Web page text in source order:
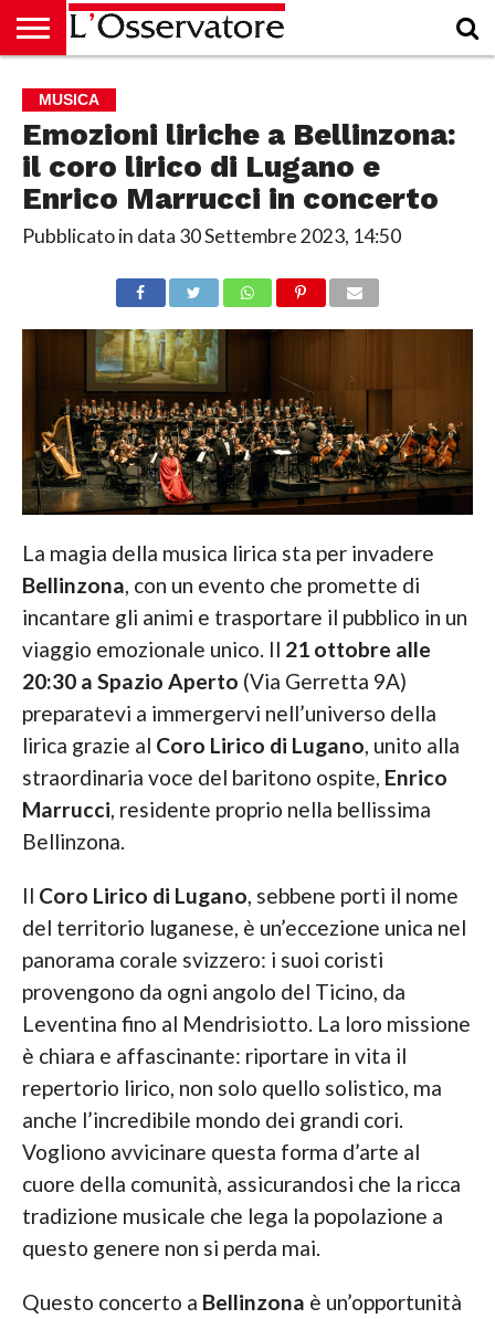
CULTURA
ECONOMIA
RUBRICHE
ARCHIVIO
PODCAST
ABBONAMENTO
CHI
SIAMO
ACCEDI
MUSICA
Emozioni liriche a Bellinzona:
il coro lirico di Lugano e
Enrico Marrucci in concerto
Pubblicato in data 30 Settembre 2023, 14:50
La magia della musica lirica sta per invadere
Bellinzona, con un evento che promette di
incantare gli animi e trasportare il pubblico in un
viaggio emozionale unico. Il 21 ottobre alle
20:30 a Spazio Aperto (Via Gerretta 9A)
preparatevi a immergervi nell’universo della
lirica grazie al Coro Lirico di Lugano, unito alla
straordinaria voce del baritono ospite, Enrico
Marrucci, residente proprio nella bellissima
Bellinzona.
Il Coro Lirico di Lugano, sebbene porti il nome
del territorio luganese, è un’eccezione unica nel
panorama corale svizzero: i suoi coristi
provengono da ogni angolo del Ticino, da
Leventina fino al Mendrisiotto. La loro missione
è chiara e affascinante: riportare in vita il
repertorio lirico, non solo quello solistico, ma
anche l’incredibile mondo dei grandi cori.
Vogliono avvicinare questa forma d’arte al
cuore della comunità, assicurandosi che la ricca
tradizione musicale che lega la popolazione a
questo genere non si perda mai.
Questo concerto a Bellinzona è un’opportunità